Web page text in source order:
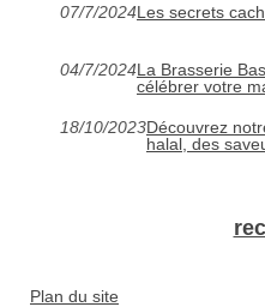
07/7/2024Les secrets
04/7/2024La Brasserie
célébrer votre
18/10/2023Découvrez
halal, des
Plan du site